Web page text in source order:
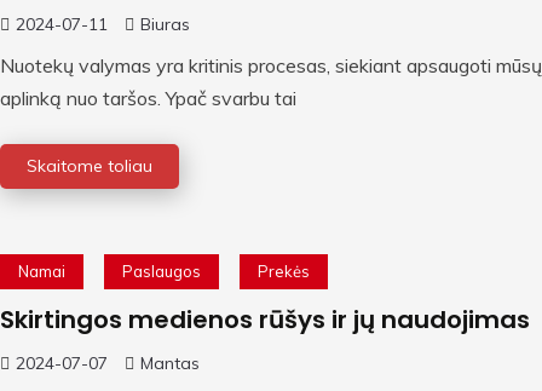
2024-07-11 Biuras
Nuotekų valymas yra kritinis procesas, siekiant apsaugoti mūsų
aplinką nuo taršos. Ypač svarbu tai
Skaitome toliau
Namai Paslaugos Prekės
Skirtingos medienos rūšys ir jų naudojimas
2024-07-07 Mantas